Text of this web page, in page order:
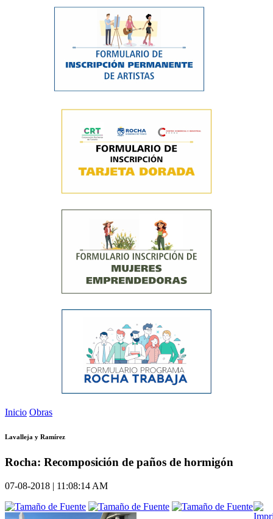
Inicio Obras
Lavalleja y Ramírez
Rocha: Recomposición de paños de hormigón
07-08-2018 | 11:08:14 AM